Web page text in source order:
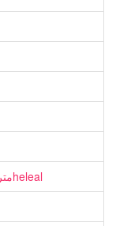
The Legend Of The Blue Sea مترجم الحلقة 4 4heleal